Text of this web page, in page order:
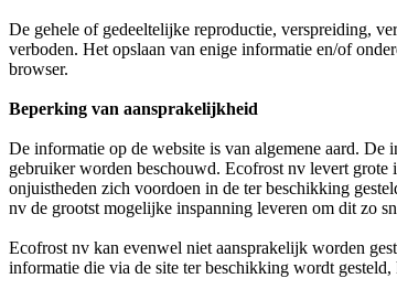
De gehele of gedeeltelijke reproductie, verspreiding,
verboden. Het opslaan van enige informatie en/of
browser.
Beperking van aansprakelijkheid
De informatie op de website is van algemene aard. De
gebruiker worden beschouwd. Ecofrost nv levert
onjuistheden zich voordoen in de ter beschikking
nv de grootst mogelijke inspanning leveren om dit zo
Ecofrost nv kan evenwel niet aansprakelijk worden
informatie die via de site ter beschikking wordt gesteld,